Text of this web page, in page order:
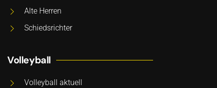
Alte Herren
Schiedsrichter
Volleyball
Volleyball aktuell